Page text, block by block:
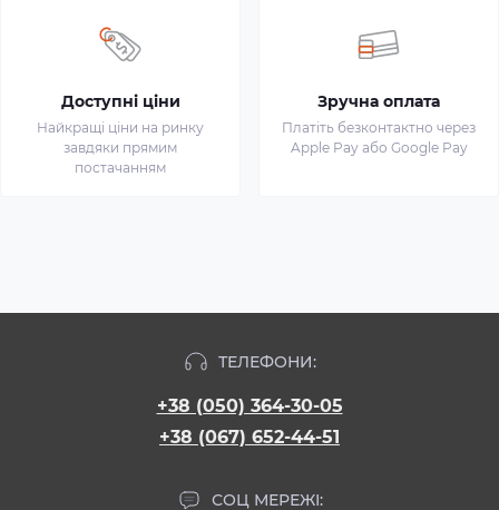
Доступні ціни
Найкращі ціни на ринку
завдяки прямим
постачанням
Зручна оплата
Платіть безконтактно через
Apple Pay або Google Pay
ТЕЛЕФОНИ:
+38 (050) 364-30-05
+38 (067) 652-44-51
СОЦ МЕРЕЖІ: